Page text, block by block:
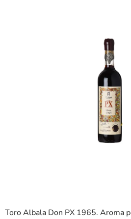
Toro Albala Don PX 1965. Aroma